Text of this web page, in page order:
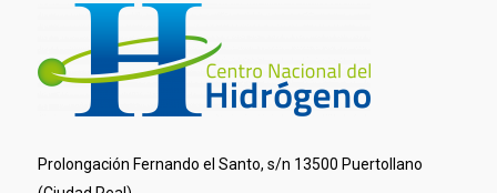
Prolongación Fernando el Santo, s/n 13500 Puertollano